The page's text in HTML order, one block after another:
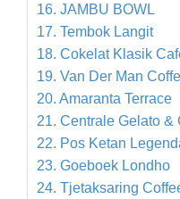
16. JAMBU BOWL
17. Tembok Langit
18. Cokelat Klasik
19. Van Der Man
20. Amaranta Terrace
21. Centrale Gelato &
22. Pos Ketan
23. Goeboek Londho
24. Tjetaksaring